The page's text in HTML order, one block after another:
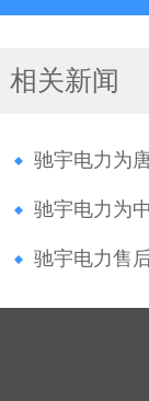
相关新闻
驰宇电力为唐山
驰宇电力为中
驰宇电力售